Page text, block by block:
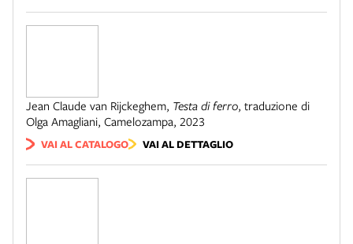
Jean Claude van Rijckeghem, Testa di ferro, traduzione di
Olga Amagliani, Camelozampa, 2023
VAI AL CATALOGO VAI AL DETTAGLIO